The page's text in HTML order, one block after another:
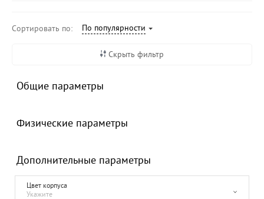
Сортировать по: По популярности
Скрыть фильтр
Общие параметры
Физические параметры
Дополнительные параметры
Цвет корпуса
Укажите